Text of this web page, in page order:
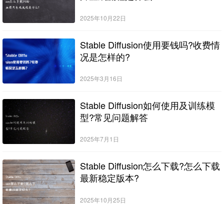
2025年10月22日
Stable Diffusion使用要钱吗?收费情
况是怎样的?
2025年3月16日
Stable Diffusion如何使用及训练模
型?常见问题解答
2025年7月1日
Stable Diffusion怎么下载?怎么下载
最新稳定版本?
2025年10月25日